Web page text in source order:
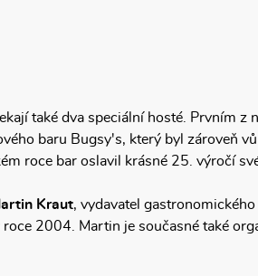
také dva speciální hosté. Prvním z
baru Bugsy's, který byl zároveň
roce bar oslavil krásné 25. výročí
Kraut, vydavatel
2004. Martin je současné také